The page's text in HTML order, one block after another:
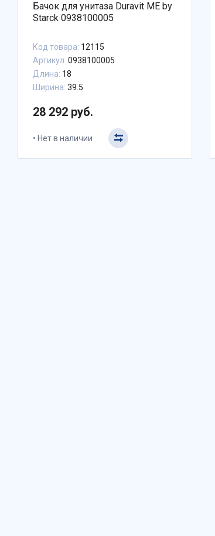
Бачок для унитаза Duravit ME by
Starck 0938100005
Код товара: 12115
Артикул: 0938100005
Длина: 18
Ширина: 39.5
28 292 руб.
Нет в наличии